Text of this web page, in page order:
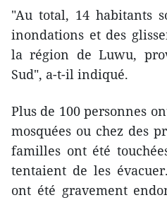
"Au total, 14 habitants
inondations et des
la région de Luwu,
Sud", a-t-il indiqué.
Plus de 100 personnes
mosquées ou chez des
familles ont été
tentaient de les
ont été gravement